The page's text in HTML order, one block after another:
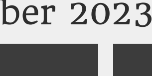
2023